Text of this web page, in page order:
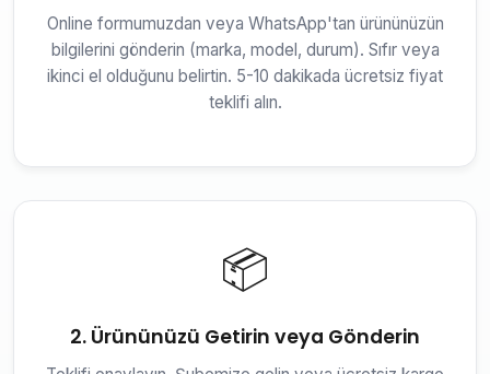
Online formumuzdan veya WhatsApp'tan ürününüzün
bilgilerini gönderin (marka, model, durum). Sıfır veya
ikinci el olduğunu belirtin. 5-10 dakikada ücretsiz fiyat
teklifi alın.
📦
2. Ürününüzü Getirin veya Gönderin